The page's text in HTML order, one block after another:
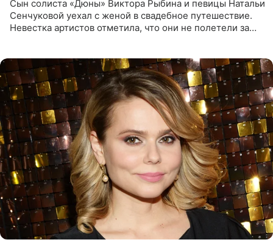
Сын солиста «Дюны» Виктора Рыбина и певицы Натальи
Сенчуковой уехал с женой в свадебное путешествие.
Невестка артистов отметила, что они не полетели за